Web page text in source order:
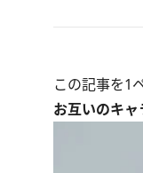
この記事を1
お互いのキ